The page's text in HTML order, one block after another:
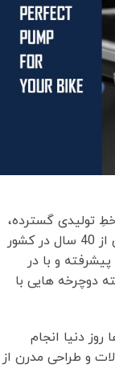
تولیدی گسترده،
در زمینه ی ساخت دوچرخه و با سابقه ای بیش از 40 سال در کشور
و با در
دوچرخه هایی با
روز دنیا انجام
و طراحی مدرن از